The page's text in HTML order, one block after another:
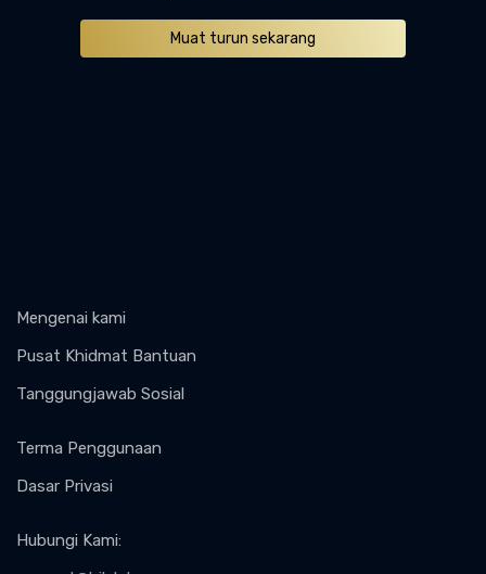
Muat turun sekarang
Mengenai kami
Pusat Khidmat Bantuan
Tanggungjawab Sosial
Terma Penggunaan
Dasar Privasi
Hubungi Kami: